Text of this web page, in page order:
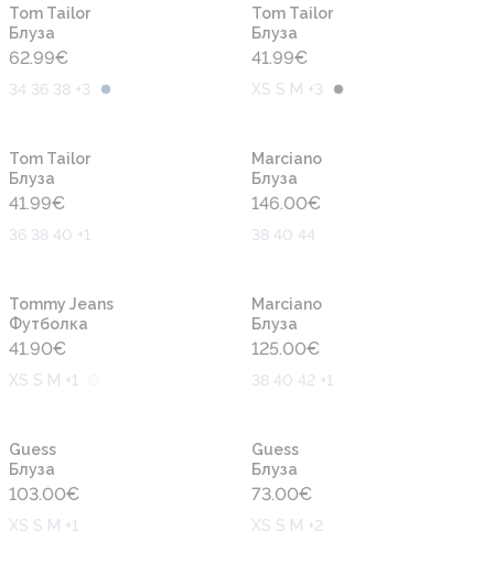
Tom Tailor
Блуза
62.99€
34 36 38 +3
Tom Tailor
Блуза
41.99€
XS S M +3
Tom Tailor
Блуза
41.99€
36 38 40 +1
Marciano
Блуза
146.00€
38 40 44
Tommy Jeans
Футболка
41.90€
XS S M +1
Marciano
Блуза
125.00€
38 40 42 +1
Guess
Блуза
103.00€
XS S M +1
Guess
Блуза
73.00€
XS S M +2